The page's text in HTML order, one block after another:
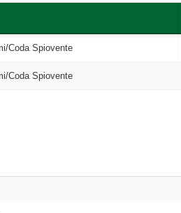
Coda Spiovente
Coda Spiovente